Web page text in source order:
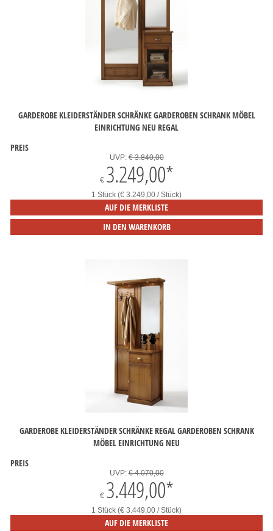
GARDEROBE KLEIDERSTÄNDER SCHRÄNKE GARDEROBEN SCHRANK MÖBEL
EINRICHTUNG NEU REGAL
PREIS
UVP:€ 3.840,00
€ 3.249,00*
1 Stück (€ 3.249,00 / Stück)
AUF DIE MERKLISTE
IN DEN WARENKORB
GARDEROBE KLEIDERSTÄNDER SCHRÄNKE REGAL GARDEROBEN SCHRANK
MÖBEL EINRICHTUNG NEU
PREIS
UVP:€ 4.070,00
€ 3.449,00*
1 Stück (€ 3.449,00 / Stück)
AUF DIE MERKLISTE